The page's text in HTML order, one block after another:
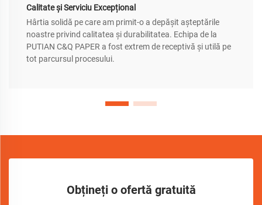
Calitate și Serviciu Excepțional
Hârtia solidă pe care am primit-o a depășit așteptările
noastre privind calitatea și durabilitatea. Echipa de la
PUTIAN C&Q PAPER a fost extrem de receptivă și utilă pe
tot parcursul procesului.
Obțineți o ofertă gratuită